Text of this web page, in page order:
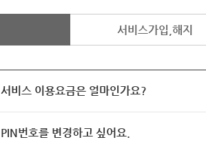
서비스가입,해지
서비스 이용요금은 얼마인가요?
PIN번호를 변경하고 싶어요.